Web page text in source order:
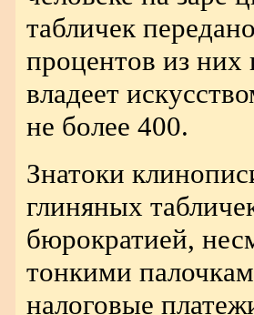
табличек
процентов из них
владеет
не более 400.
Знатоки
глиняных
бюрократией,
тонкими
налоговые